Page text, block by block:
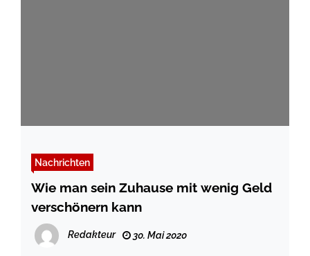
Nachrichten
Wie man sein Zuhause mit wenig Geld
verschönern kann
Redakteur 30. Mai 2020